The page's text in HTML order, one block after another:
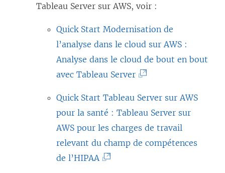
e
i
e
n
s
o
u
v
r
e
Tableau Server sur AWS, voir :
Quick Start Modernisation de
l’analyse dans le cloud sur AWS :
Analyse dans le cloud de bout en bout
avec Tableau Server(
Quick Start Tableau Server sur AWS
pour la santé : Tableau Server sur
AWS pour les charges de travail
relevant du champ de compétences
de l’HIPAA